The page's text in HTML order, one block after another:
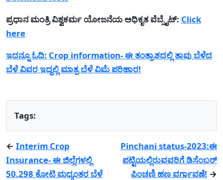
ಪ್ರಧಾನ ಮಂತ್ರಿ ವಿಶ್ವಕರ್ಮ ಯೋಜನೆಯ ಅಧಿಕೃತ ವೆಬ್ಸೈಟ್: Click
here
ಇದನ್ನೂ ಓದಿ: Crop information- ಈ ತಂತ್ರಾಶದಲ್ಲಿ ತಾವು ಬೆಳೆದ
ಬೆಳೆ ವಿವರ ಇದ್ದಲ್ಲಿ ಮಾತ್ರ ಬೆಳೆ ವಿಮೆ ಪರಿಹಾರ!
Tags:
← Interim Crop
Insurance- ಈ ಜಿಲ್ಲೆಗಳಲ್ಲಿ
50.298 ಕೋಟಿ ಮಧ್ಯಂತರ ಬೆಳೆ
Pinchani status-2023:ಈ
ಪಟ್ಟಿಯಲ್ಲಿರುವವರಿಗೆ ಡಿಸೆಂಬರ್
ಪಿಂಚಣಿ ಹಣ ವರ್ಗಾವಣೆ! →